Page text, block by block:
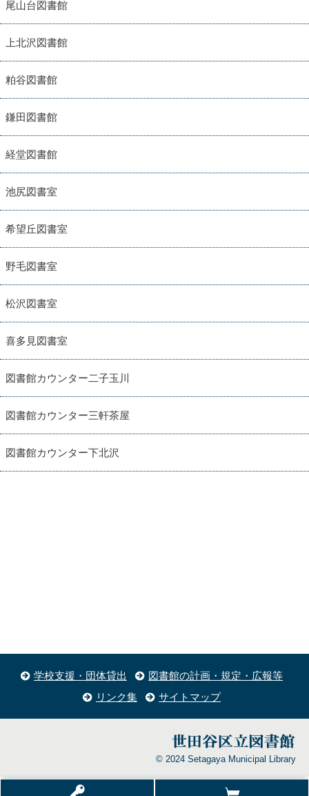
尾山台図書館
上北沢図書館
粕谷図書館
鎌田図書館
経堂図書館
池尻図書室
希望丘図書室
野毛図書室
松沢図書室
喜多見図書室
図書館カウンター二子玉川
図書館カウンター三軒茶屋
図書館カウンター下北沢
学校支援・団体貸出
図書館の計画・規定・広報等
リンク集
サイトマップ
© 2024 Setagaya Municipal Library